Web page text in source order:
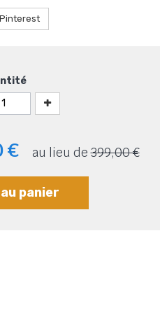
€ au lieu de399,00 €
panier